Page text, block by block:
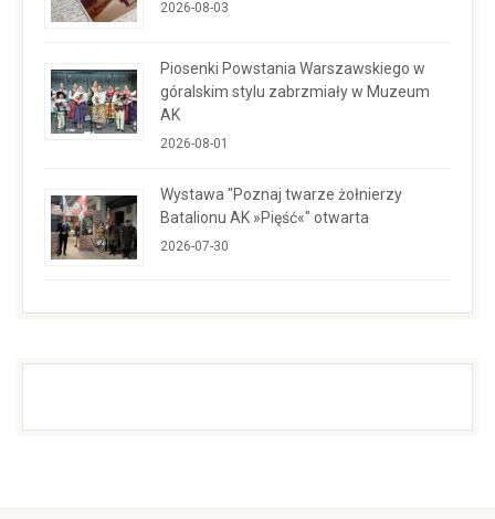
2026-08-03
Piosenki Powstania Warszawskiego w
góralskim stylu zabrzmiały w Muzeum
AK
2026-08-01
Wystawa "Poznaj twarze żołnierzy
Batalionu AK »Pięść«" otwarta
2026-07-30